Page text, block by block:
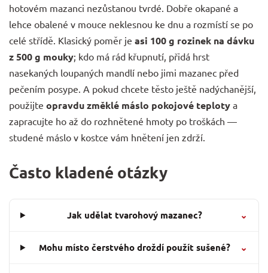
hotovém mazanci nezůstanou tvrdé. Dobře okapané a
lehce obalené v mouce neklesnou ke dnu a rozmístí se po
celé střídě. Klasický poměr je asi 100 g rozinek na dávku
z 500 g mouky; kdo má rád křupnutí, přidá hrst
nasekaných loupaných mandlí nebo jimi mazanec před
pečením posype. A pokud chcete těsto ještě nadýchanější,
použijte opravdu změklé máslo pokojové teploty a
zapracujte ho až do rozhnětené hmoty po troškách —
studené máslo v kostce vám hnětení jen zdrží.
Často kladené otázky
Jak udělat tvarohový mazanec? ⌄
Mohu místo čerstvého droždí použít sušené? ⌄